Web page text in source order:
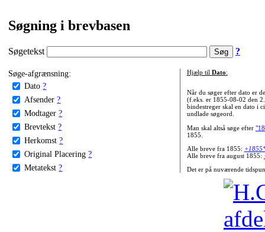
Søgning i brevbasen
Søgetekst ?
Søge-afgrænsning:
Dato ?
Afsender ?
Modtager ?
Brevtekst ?
Herkomst ?
Original Placering ?
Metatekst ?
Hjælp til Dato:
Når du søger efter dato er
(f.eks. er 1855-08-02 den
bindestreger skal en dato i
undlade søgeord.
Man skal altså søge efter
1855.
Alle breve fra 1855:
Alle breve fra august 1855:
Det er på nuværende